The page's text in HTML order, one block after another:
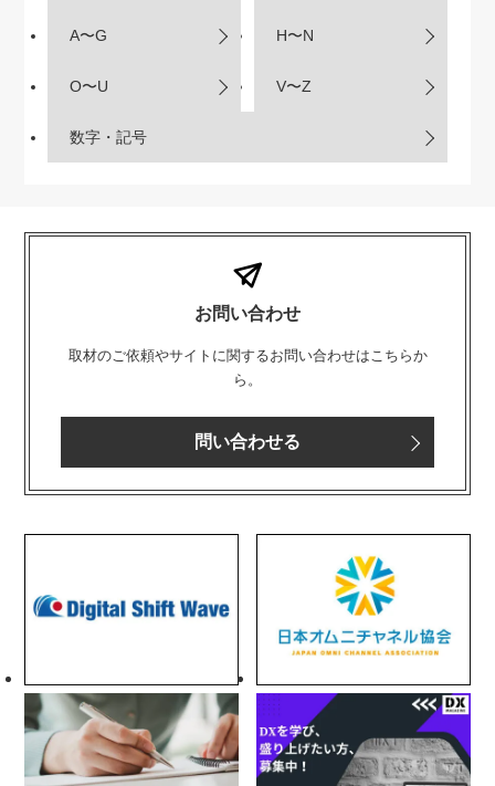
A〜G H〜N
O〜U V〜Z
数字・記号
お問い合わせ
取材のご依頼やサイトに関するお問い合わせはこちらか
ら。
問い合わせる